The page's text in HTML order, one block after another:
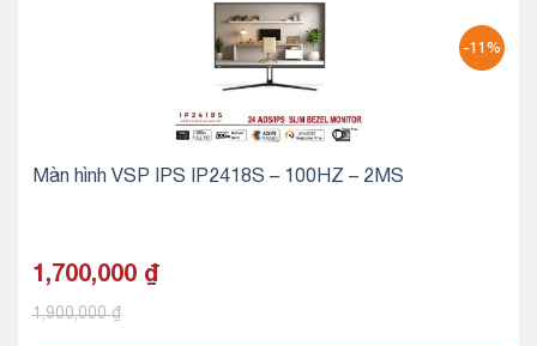
-11%
Màn hình VSP IPS IP2418S – 100HZ – 2MS
1,700,000 ₫
1,900,000₫